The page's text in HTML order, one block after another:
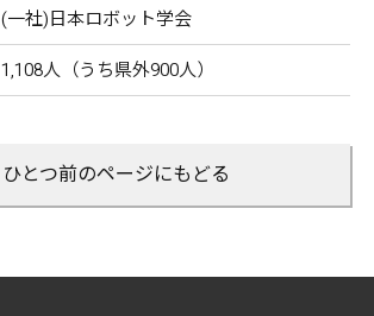
(一社)日本ロボット学会
1,108人（うち県外900人）
ひとつ前のページにもどる